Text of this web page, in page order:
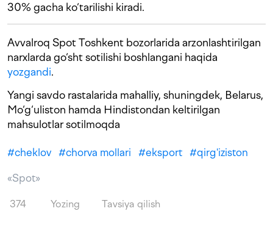
30% gacha ko‘tarilishi kiradi.
Avvalroq Spot Toshkent bozorlarida arzonlashtirilgan
narxlarda go‘sht sotilishi boshlangani haqida
yozgandi.
Yangi savdo rastalarida mahalliy, shuningdek, Belarus,
Mo‘g‘uliston hamda Hindistondan keltirilgan
mahsulotlar sotilmoqda
#cheklov #chorva mollari #eksport #qirg'iziston
«Spot»
374 Yozing Tavsiya qilish